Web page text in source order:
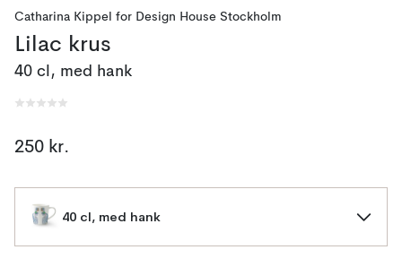
Catharina Kippel for Design House Stockholm
Lilac krus
40 cl, med hank
250 kr.
40 cl, med hank